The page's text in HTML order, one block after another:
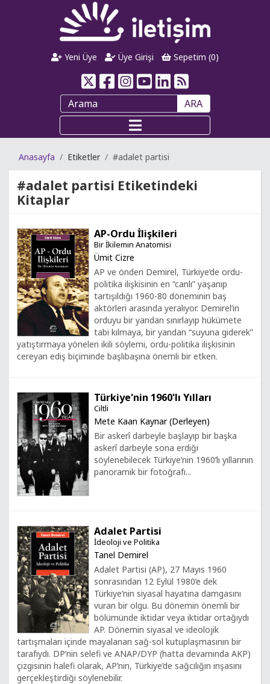
Yeni Üye Üye Girişi Sepetim (0)
ARA
Anasayfa Etiketler #adalet partisi
#adalet partisi Etiketindeki
Kitaplar
AP-Ordu İlişkileri
Bir İkilemin Anatomisi
Ümit Cizre
AP ve önderi Demirel, Türkiye’de ordu-
politika ilişkisinin en “canlı” yaşanıp
tartışıldığı 1960-80 döneminin baş
aktörleri arasında yeralıyor. Demirel’in
orduyu bir yandan sınırlayıp hükümete
tabi kılmaya, bir yandan “suyuna giderek”
yatıştırmaya yönelen ikili söylemi, ordu-politika ilişkisinin
cereyan ediş biçiminde başlıbaşına önemli bir etken.
Türkiye'nin 1960'lı Yılları
Ciltli
Mete Kaan Kaynar (Derleyen)
Bir askerî darbeyle başlayıp bir başka
askerî darbeyle sona erdiği
söylenebilecek Türkiye’nin 1960’lı yıllarının
panoramik bir fotoğrafı...
Adalet Partisi
İdeoloji ve Politika
Tanel Demirel
Adalet Partisi (AP), 27 Mayıs 1960
sonrasından 12 Eylül 1980’e dek
Türkiye’nin siyasal hayatına damgasını
vuran bir olgu. Bu dönemin önemli bir
bölümünde iktidar veya iktidar ortağıydı
AP. Dönemin siyasal ve ideolojik
tartışmaları içinde mayalanan sağ-sol kutuplaşmasının bir
tarafıydı. DP’nin selefi ve ANAP/DYP (hatta devamında AKP)
çizgisinin halefi olarak, AP’nin, Türkiye’de sağcılığın inşasını
gerçekleştirdiği söylenebilir.